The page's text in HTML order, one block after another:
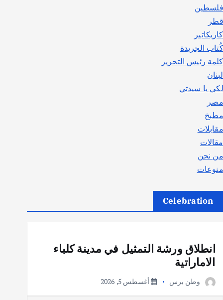
فلسطين
قطر
كاريكاتير
كُتاب الجريدة
كلمة رئيس التحرير
لبنان
لكي يا سيدتي
مصر
مطبخ
مقابلات
مقالات
من نحن
منوعات
Celebration
انطلاق ورشة التمثيل في مدينة كلباء
الاماراتية
وطن برس أغسطس 5, 2026